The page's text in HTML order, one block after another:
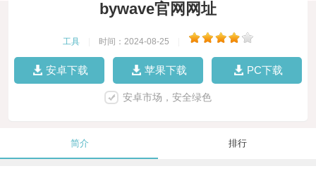
bywave官网网址
工具 时间：2024-08-25
安卓下载 苹果下载 PC下载
安卓市场，安全绿色
简介 排行